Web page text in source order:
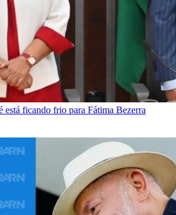
está ficando frio para Fátima Bezerra